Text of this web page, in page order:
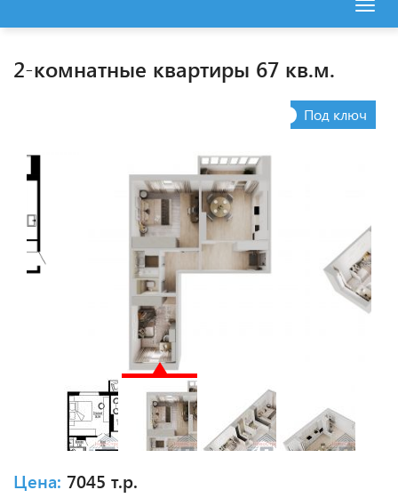
2-комнатные квартиры 67 кв.м.
Под ключ
Цена: 7045 т.р.